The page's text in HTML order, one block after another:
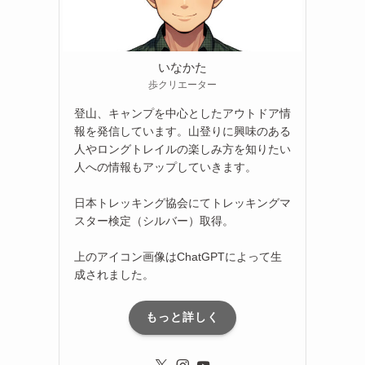
いなかた
歩クリエーター
登山、キャンプを中心としたアウトドア情
報を発信しています。山登りに興味のある
人やロングトレイルの楽しみ方を知りたい
人への情報もアップしていきます。
日本トレッキング協会にてトレッキングマ
スター検定（シルバー）取得。
上のアイコン画像はChatGPTによって生
成されました。
もっと詳しく